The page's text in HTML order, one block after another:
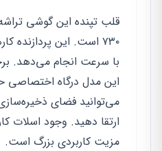
قلب تپنده این گوشی
۷۳۰ است. این پردازنده
با سرعت انجام می‌دهد.
این مدل درگاه اختصاصی
می‌توانید فضای
ارتقا دهید. وجود اسلات
مزیت کاربردی بزرگ است.